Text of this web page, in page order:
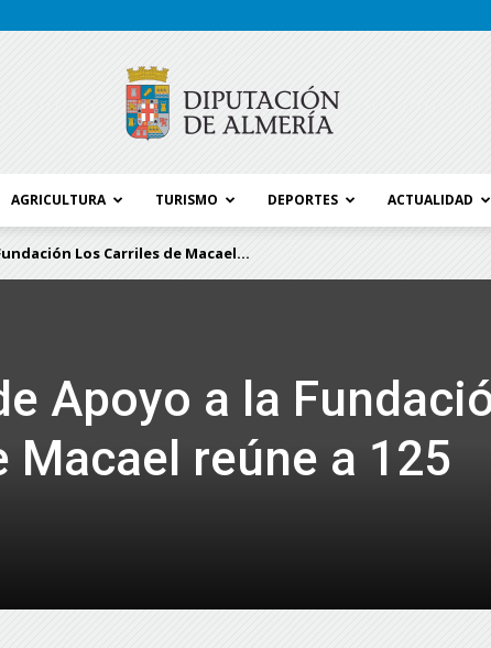
AGRICULTURA TURISMO DEPORTES ACTUALIDAD
Los Carriles de Macael...
Apoyo a la
Macael reúne a 125